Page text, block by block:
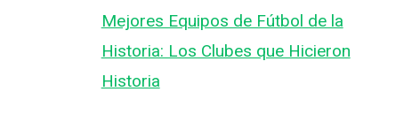
Mejores Equipos de Fútbol de la
Historia: Los Clubes que Hicieron
Historia